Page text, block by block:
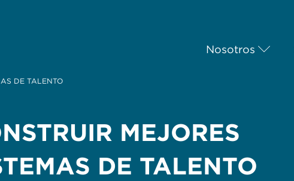
Nosotros
DE TALENTO
MEJORES
DE TALENTO